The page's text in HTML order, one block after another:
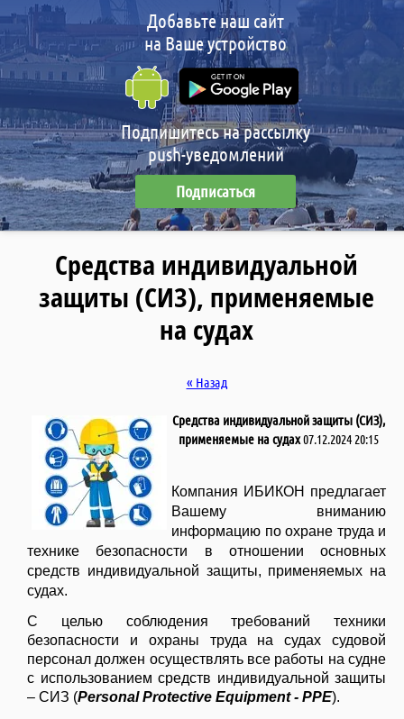
Добавьте наш сайт
на Ваше устройство
Подпишитесь на рассылку
push-уведомлений
Подписаться
Средства индивидуальной
защиты (СИЗ), применяемые
на судах
« Назад
Средства индивидуальной защиты (СИЗ),
применяемые на судах07.12.2024 20:15
Компания ИБИКОН предлагает
Вашему вниманию
информацию по охране труда и
технике безопасности в отношении основных
средств индивидуальной защиты, применяемых на
судах.
С целью соблюдения требований техники
безопасности и охраны труда на судах судовой
персонал должен осуществлять все работы на судне
с использованием средств индивидуальной защиты
– СИЗ (Personal Protective Equipment - PPE).